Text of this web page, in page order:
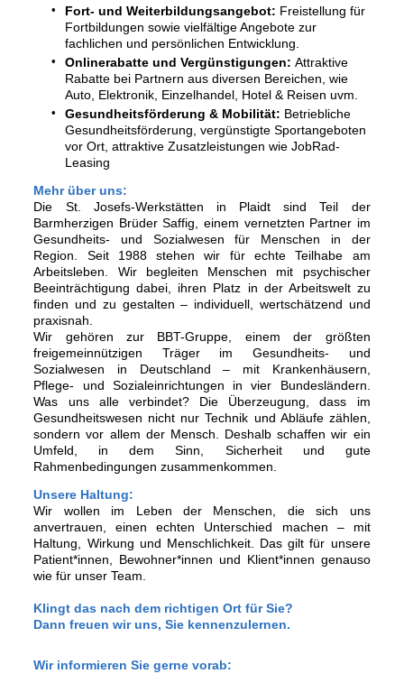
Fort- und Weiterbildungsangebot: Freistellung für
Fortbildungen sowie vielfältige Angebote zur
fachlichen und persönlichen Entwicklung.
Onlinerabatte und Vergünstigungen: Attraktive
Rabatte bei Partnern aus diversen Bereichen, wie
Auto, Elektronik, Einzelhandel, Hotel & Reisen uvm.
Gesundheitsförderung & Mobilität: Betriebliche
Gesundheitsförderung, vergünstigte Sportangeboten
vor Ort, attraktive Zusatzleistungen wie JobRad-
Leasing
Mehr über uns:
Die St. Josefs-Werkstätten in Plaidt sind Teil der
Barmherzigen Brüder Saffig, einem vernetzten Partner im
Gesundheits- und Sozialwesen für Menschen in der
Region. Seit 1988 stehen wir für echte Teilhabe am
Arbeitsleben. Wir begleiten Menschen mit psychischer
Beeinträchtigung dabei, ihren Platz in der Arbeitswelt zu
finden und zu gestalten – individuell, wertschätzend und
praxisnah.
Wir gehören zur BBT-Gruppe, einem der größten
freigemeinnützigen Träger im Gesundheits- und
Sozialwesen in Deutschland – mit Krankenhäusern,
Pflege- und Sozialeinrichtungen in vier Bundesländern.
Was uns alle verbindet? Die Überzeugung, dass im
Gesundheitswesen nicht nur Technik und Abläufe zählen,
sondern vor allem der Mensch. Deshalb schaffen wir ein
Umfeld, in dem Sinn, Sicherheit und gute
Rahmenbedingungen zusammenkommen.
Unsere Haltung:
Wir wollen im Leben der Menschen, die sich uns
anvertrauen, einen echten Unterschied machen – mit
Haltung, Wirkung und Menschlichkeit. Das gilt für unsere
Patient*innen, Bewohner*innen und Klient*innen genauso
wie für unser Team.
Klingt das nach dem richtigen Ort für Sie?
Dann freuen wir uns, Sie kennenzulernen.
Wir informieren Sie gerne vorab: